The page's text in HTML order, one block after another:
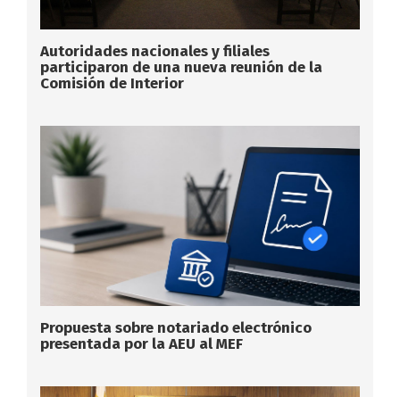
Autoridades nacionales y filiales
participaron de una nueva reunión de la
Comisión de Interior
Propuesta sobre notariado electrónico
presentada por la AEU al MEF